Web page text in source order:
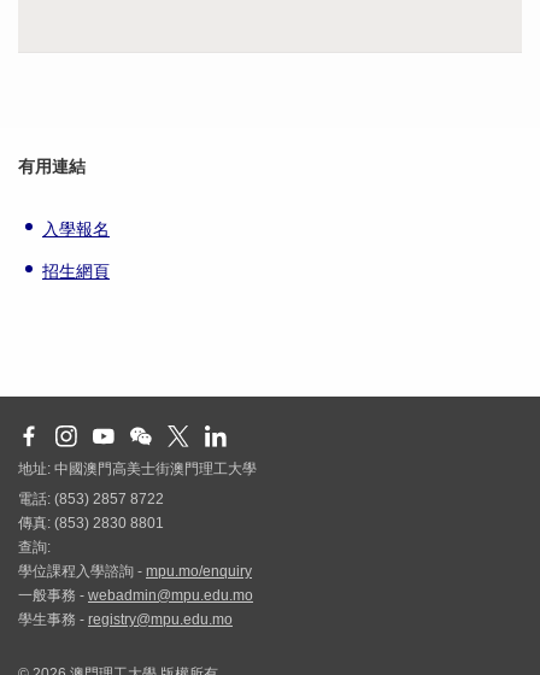
有用連結
入學報名
招生網頁
地址: 中國澳門高美士街澳門理工大學
電話: (853) 2857 8722
傳真: (853) 2830 8801
查詢:
學位課程入學諮詢 - mpu.mo/enquiry
一般事務 - webadmin@mpu.edu.mo
學生事務 - registry@mpu.edu.mo